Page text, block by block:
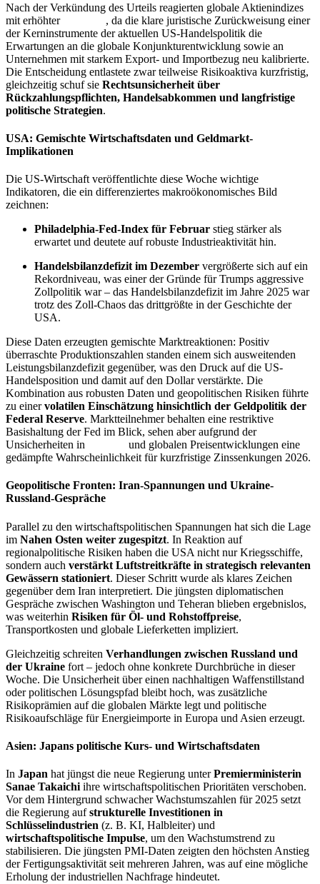
Nach der Verkündung des Urteils reagierten globale Aktienindizes
mit erhöhter
, da die klare juristische Zurückweisung einer
der Kerninstrumente der aktuellen US-Handelspolitik die
Erwartungen an die globale Konjunkturentwicklung sowie an
Unternehmen mit starkem Export- und Importbezug neu kalibrierte.
Die Entscheidung entlastete zwar teilweise Risikoaktiva kurzfristig,
gleichzeitig schuf sie Rechtsunsicherheit über
Rückzahlungspflichten, Handelsabkommen und langfristige
politische Strategien.
USA: Gemischte Wirtschaftsdaten und Geldmarkt-
Implikationen
Die US-Wirtschaft veröffentlichte diese Woche wichtige
Indikatoren, die ein differenziertes makroökonomisches Bild
zeichnen:
Philadelphia-Fed-Index für Februar stieg stärker als
erwartet und deutete auf robuste Industrieaktivität hin.
Handelsbilanzdefizit im Dezember vergrößerte sich auf ein
Rekordniveau, was einer der Gründe für Trumps aggressive
Zollpolitik war – das Handelsbilanzdefizit im Jahre 2025 war
trotz des Zoll-Chaos das drittgrößte in der Geschichte der
USA.
Diese Daten erzeugten gemischte Marktreaktionen: Positiv
überraschte Produktionszahlen standen einem sich ausweitenden
Leistungsbilanzdefizit gegenüber, was den Druck auf die US-
Handelsposition und damit auf den Dollar verstärkte. Die
Kombination aus robusten Daten und geopolitischen Risiken führte
zu einervolatilen Einschätzung hinsichtlich der Geldpolitik der
Federal Reserve. Marktteilnehmer behalten eine restriktive
Basishaltung der Fed im Blick, sehen aber aufgrund der
Unsicherheiten in
und globalen Preisentwicklungen eine
gedämpfte Wahrscheinlichkeit für kurzfristige Zinssenkungen 2026.
Geopolitische Fronten: Iran-Spannungen und Ukraine-
Russland-Gespräche
Parallel zu den wirtschaftspolitischen Spannungen hat sich die Lage
im Nahen Osten weiter zugespitzt. In Reaktion auf
regionalpolitische Risiken haben die USA nicht nur Kriegsschiffe,
sondern auch verstärkt Luftstreitkräfte in strategisch relevanten
Gewässern stationiert. Dieser Schritt wurde als klares Zeichen
gegenüber dem Iran interpretiert. Die jüngsten diplomatischen
Gespräche zwischen Washington und Teheran blieben ergebnislos,
was weiterhin Risiken für Öl- und Rohstoffpreise,
Transportkosten und globale Lieferketten impliziert.
Gleichzeitig schreiten Verhandlungen zwischen Russland und
der Ukraine fort – jedoch ohne konkrete Durchbrüche in dieser
Woche. Die Unsicherheit über einen nachhaltigen Waffenstillstand
oder politischen Lösungspfad bleibt hoch, was zusätzliche
Risikoprämien auf die globalen Märkte legt und politische
Risikoaufschläge für Energieimporte in Europa und Asien erzeugt.
Asien: Japans politische Kurs- und Wirtschaftsdaten
In Japan hat jüngst die neue Regierung unterPremierministerin
Sanae Takaichi ihre wirtschaftspolitischen Prioritäten verschoben.
Vor dem Hintergrund schwacher Wachstumszahlen für 2025 setzt
die Regierung aufstrukturelle Investitionen in
Schlüsselindustrien (z. B. KI, Halbleiter) und
wirtschaftspolitische Impulse, um den Wachstumstrend zu
stabilisieren. Die jüngsten PMI-Daten zeigten den höchsten Anstieg
der Fertigungsaktivität seit mehreren Jahren, was auf eine mögliche
Erholung der industriellen Nachfrage hindeutet.